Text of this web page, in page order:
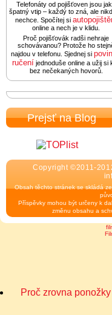
Telefonáty od pojišťoven jsou
špatný vtip – každý to zná, ale
nechce. Spočítej si
online a nech je v klidu.
Proč pojišťovák radši nehraje
schovávanou? Protože ho
najdou v telefonu. Sjednej si
ručení jednoduše online a užij si
bez nečekaných hovorů.
Prejsť na Blog
Copyright ©2011-
Obsah těchto stránek se skládá
Příspěvky mohou být určeny k
změnu obsahu a
Proč zrovna